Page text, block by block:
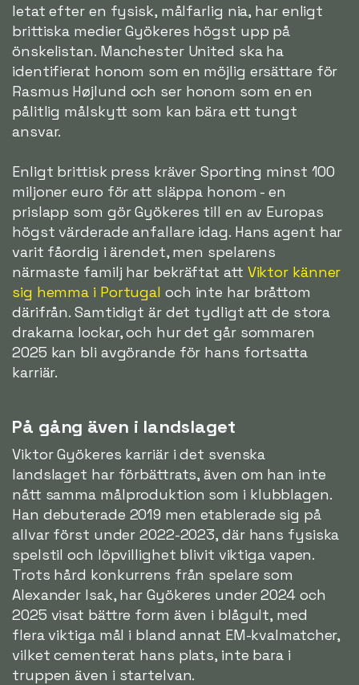
letat efter en fysisk, målfarlig nia, har enligt
brittiska medier Gyökeres högst upp på
önskelistan. Manchester United ska ha
identifierat honom som en möjlig ersättare för
Rasmus Højlund och ser honom som en en
pålitlig målskytt som kan bära ett tungt
ansvar.
Enligt brittisk press kräver Sporting minst 100
miljoner euro för att släppa honom - en
prislapp som gör Gyökeres till en av Europas
högst värderade anfallare idag. Hans agent har
varit fåordig i ärendet, men spelarens
närmaste familj har bekräftat att Viktor känner
sig hemma i Portugal och inte har bråttom
därifrån. Samtidigt är det tydligt att de stora
drakarna lockar, och hur det går sommaren
2025 kan bli avgörande för hans fortsatta
karriär.
På gång även i landslaget
Viktor Gyökeres karriär i det svenska
landslaget har förbättrats, även om han inte
nått samma målproduktion som i klubblagen.
Han debuterade 2019 men etablerade sig på
allvar först under 2022-2023, där hans fysiska
spelstil och löpvillighet blivit viktiga vapen.
Trots hård konkurrens från spelare som
Alexander Isak, har Gyökeres under 2024 och
2025 visat bättre form även i blågult, med
flera viktiga mål i bland annat EM-kvalmatcher,
vilket cementerat hans plats, inte bara i
truppen även i startelvan.